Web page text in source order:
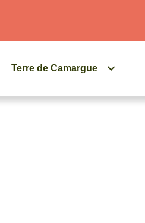
Terre de Camargue